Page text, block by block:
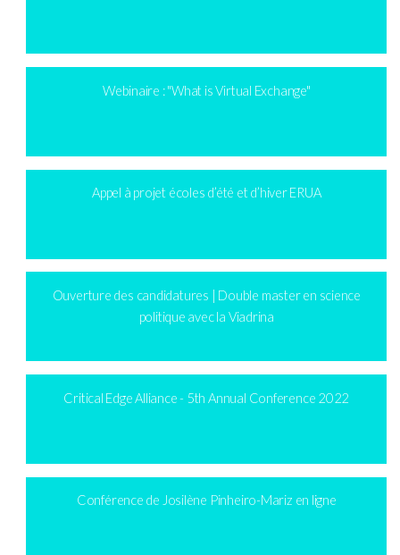
Webinaire : "What is Virtual Exchange"
Appel à projet écoles d’été et d’hiver ERUA
Ouverture des candidatures | Double master en science
politique avec la Viadrina
Critical Edge Alliance - 5th Annual Conference 2022
Conférence de Josilène Pinheiro-Mariz en ligne